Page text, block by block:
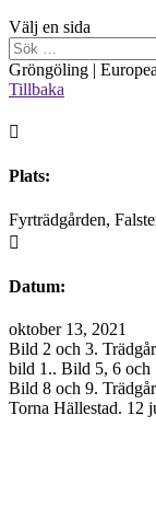
Välj en sida
Gröngöling |
Tillbaka

Plats:
Fyrträdgården,

Datum:
oktober 13, 2021
Bild 2 och 3.
bild 1.. Bild 5, 6 och
Bild 8 och 9.
Torna Hällestad. 12